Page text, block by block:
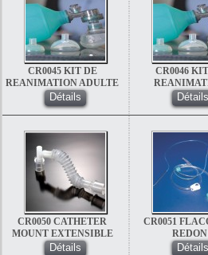
CR0045 KIT DE
REANIMATION ADULTE
REUTILISABLE
(AUTOCLAVABLE)
Détails
CR0046
Détails
CR0050 CATHETER
MOUNT EXTENSIBLE
Détails
CR0051
REDON
Détails